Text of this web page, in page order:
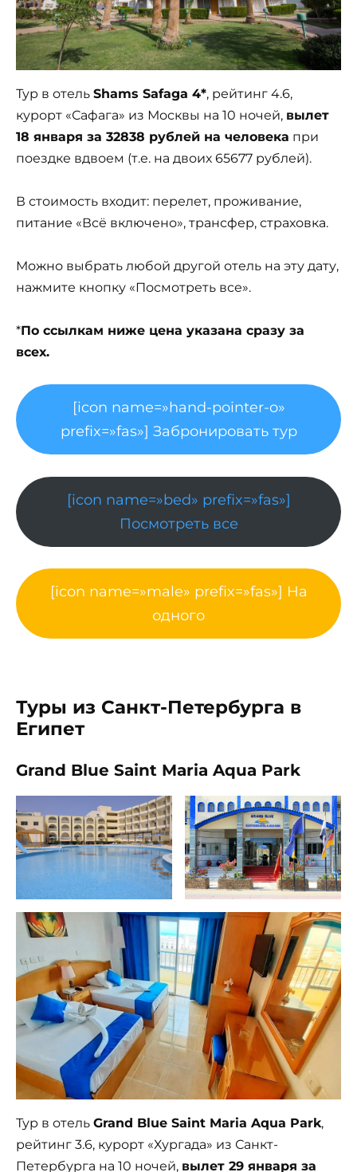
Тур в отель Shams Safaga 4*, рейтинг 4.6,
курорт «Сафага» из Москвы на 10 ночей, вылет
18 января за 32838 рублей на человека при
поездке вдвоем (т.е. на двоих 65677 рублей).
В стоимость входит: перелет, проживание,
питание «Всё включено», трансфер, страховка.
Можно выбрать любой другой отель на эту дату,
нажмите кнопку «Посмотреть все».
*По ссылкам ниже цена указана сразу за
всех.
[icon name=»hand-pointer-o»
prefix=»fas»] Забронировать тур
[icon name=»bed» prefix=»fas»]
Посмотреть все
[icon name=»male» prefix=»fas»] На
одного
Туры из Санкт-Петербурга в
Египет
Grand Blue Saint Maria Aqua Park
Тур в отель Grand Blue Saint Maria Aqua Park,
рейтинг 3.6, курорт «Хургада» из Санкт-
Петербурга на 10 ночей, вылет 29 января за